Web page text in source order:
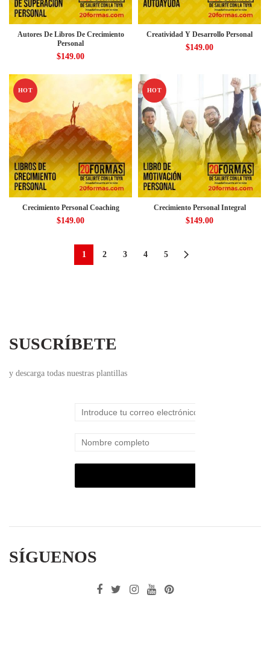
Autores De Libros De Crecimiento
Personal
$149.00
Creatividad Y Desarrollo Personal
$149.00
HOT
Crecimiento Personal Coaching
$149.00
HOT
Crecimiento Personal Integral
$149.00
1 2 3 4 5
SUSCRÍBETE
y descarga todas nuestras plantillas
SÍGUENOS